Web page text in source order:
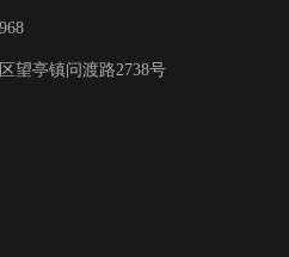
望亭镇问渡路2738号